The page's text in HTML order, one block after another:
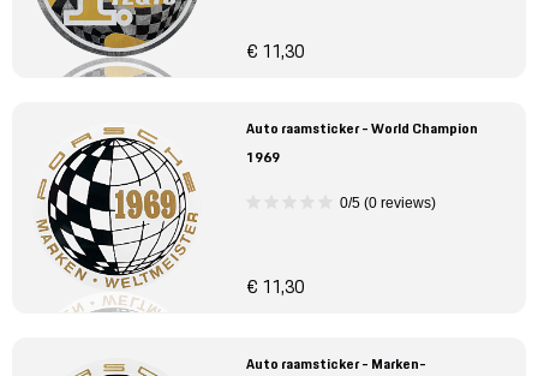
€ 11,30
Auto raamsticker - World Champion
1969
0/5 (0 reviews)
€ 11,30
Auto raamsticker - Marken-